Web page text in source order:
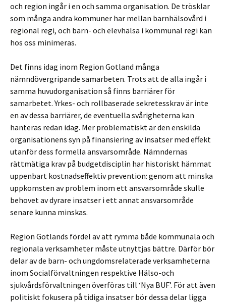
och region ingår i en och samma organisation. De trösklar
som många andra kommuner har mellan barnhälsovård i
regional regi, och barn- och elevhälsa i kommunal regi kan
hos oss minimeras.
Det finns idag inom Region Gotland många
nämndövergripande samarbeten. Trots att de alla ingår i
samma huvudorganisation så finns barriärer för
samarbetet. Yrkes- och rollbaserade sekretesskrav är inte
en av dessa barriärer, de eventuella svårigheterna kan
hanteras redan idag. Mer problematiskt är den enskilda
organisationens syn på finansiering av insatser med effekt
utanför dess formella ansvarsområde. Nämndernas
rättmätiga krav på budgetdisciplin har historiskt hämmat
uppenbart kostnadseffektiv prevention: genom att minska
uppkomsten av problem inom ett ansvarsområde skulle
behovet av dyrare insatser i ett annat ansvarsområde
senare kunna minskas.
Region Gotlands fördel av att rymma både kommunala och
regionala verksamheter måste utnyttjas bättre. Därför bör
delar av de barn- och ungdomsrelaterade verksamheterna
inom Socialförvaltningen respektive Hälso-och
sjukvårdsförvaltningen överföras till ‘Nya BUF’. För att även
politiskt fokusera på tidiga insatser bör dessa delar ligga